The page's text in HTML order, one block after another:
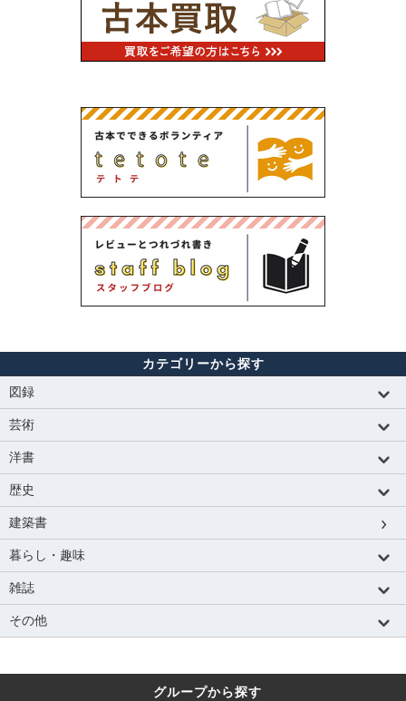
カテゴリーから探す
図録
芸術
洋書
歴史
建築書
暮らし・趣味
雑誌
その他
グループから探す